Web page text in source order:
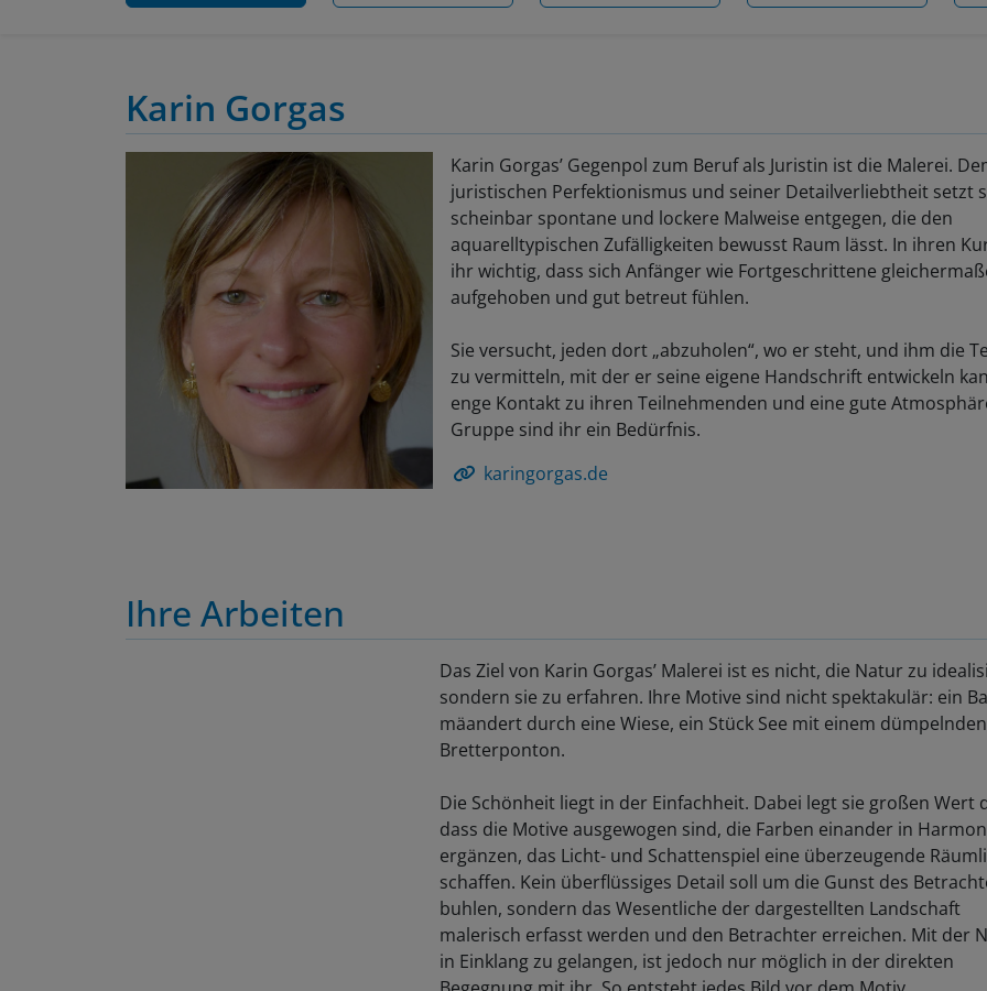
Karin Gorgas
Karin Gorgas’ Gegenpol zum Beruf als Juristin ist die Malerei.
juristischen Perfektionismus und seiner Detailverliebtheit setzt
scheinbar spontane und lockere Malweise entgegen, die den
aquarelltypischen Zufälligkeiten bewusst Raum lässt. In ihren
ihr wichtig, dass sich Anfänger wie Fortgeschrittene
aufgehoben und gut betreut fühlen.
Sie versucht, jeden dort „abzuholen“, wo er steht, und ihm die
zu vermitteln, mit der er seine eigene Handschrift entwickeln
enge Kontakt zu ihren Teilnehmenden und eine gute
Gruppe sind ihr ein Bedürfnis.
karingorgas.de
Ihre Arbeiten
Das Ziel von Karin Gorgas’ Malerei ist es nicht, die Natur zu
sondern sie zu erfahren. Ihre Motive sind nicht spektakulär: ein
mäandert durch eine Wiese, ein Stück See mit einem dümpelnden
Bretterponton.
Die Schönheit liegt in der Einfachheit. Dabei legt sie großen Wert
dass die Motive ausgewogen sind, die Farben einander in
ergänzen, das Licht- und Schattenspiel eine überzeugende
schaffen. Kein überflüssiges Detail soll um die Gunst des
buhlen, sondern das Wesentliche der dargestellten Landschaft
malerisch erfasst werden und den Betrachter erreichen. Mit der
in Einklang zu gelangen, ist jedoch nur möglich in der direkten
Begegnung mit ihr. So entsteht jedes Bild vor dem Motiv.